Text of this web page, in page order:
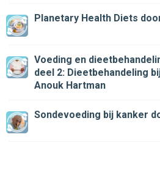
Planetary Health Diets
Voeding en
deel 2: Dieetbehandeling
Anouk Hartman
Sondevoeding bij kanker